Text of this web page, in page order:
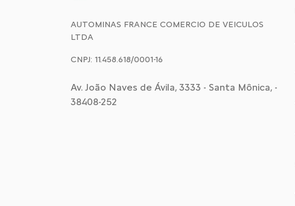
AUTOMINAS FRANCE COMERCIO DE VEICULOS
LTDA
CNPJ: 11.458.618/0001-16
Av. João Naves de Ávila, 3333 - Santa Mônica, -
38408-252